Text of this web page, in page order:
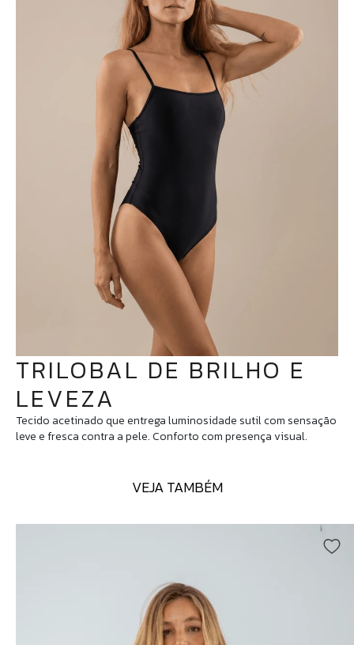
TRILOBAL DE BRILHO E
LEVEZA
Tecido acetinado que entrega luminosidade sutil com sensação
leve e fresca contra a pele. Conforto com presença visual.
VEJA TAMBÉM